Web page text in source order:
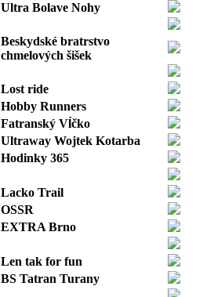
Ultra Bolave Nohy
Beskydské bratrstvo
chmelových šišek
Lost ride
Hobby Runners
Fatranský Vĺčko
Ultraway Wojtek Kotarba
Hodinky 365
Lacko Trail
OSSR
EXTRA Brno
Len tak for fun
BS Tatran Turany